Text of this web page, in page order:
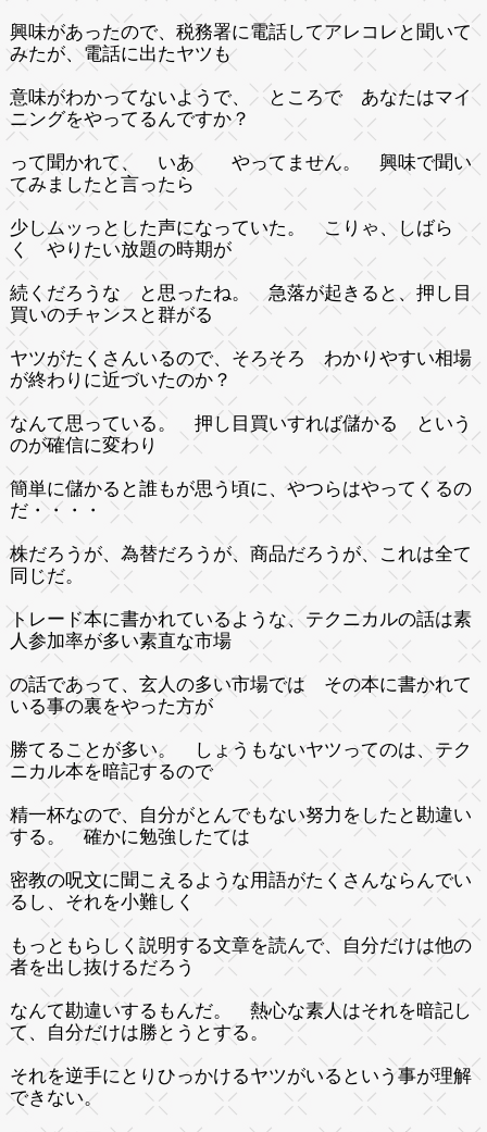
興味があったので、税務署に電話してアレコレと聞いて
みたが、電話に出たヤツも
意味がわかってないようで、 ところで あなたはマイ
ニングをやってるんですか？
って聞かれて、 いあ やってません。 興味で聞い
てみましたと言ったら
少しムッっとした声になっていた。 こりゃ、しばら
く やりたい放題の時期が
続くだろうな と思ったね。 急落が起きると、押し目
買いのチャンスと群がる
ヤツがたくさんいるので、そろそろ わかりやすい相場
が終わりに近づいたのか？
なんて思っている。 押し目買いすれば儲かる という
のが確信に変わり
簡単に儲かると誰もが思う頃に、やつらはやってくるの
だ・・・・
株だろうが、為替だろうが、商品だろうが、これは全て
同じだ。
トレード本に書かれているような、テクニカルの話は素
人参加率が多い素直な市場
の話であって、玄人の多い市場では その本に書かれて
いる事の裏をやった方が
勝てることが多い。 しょうもないヤツってのは、テク
ニカル本を暗記するので
精一杯なので、自分がとんでもない努力をしたと勘違い
する。 確かに勉強したては
密教の呪文に聞こえるような用語がたくさんならんでい
るし、それを小難しく
もっともらしく説明する文章を読んで、自分だけは他の
者を出し抜けるだろう
なんて勘違いするもんだ。 熱心な素人はそれを暗記し
て、自分だけは勝とうとする。
それを逆手にとりひっかけるヤツがいるという事が理解
できない。